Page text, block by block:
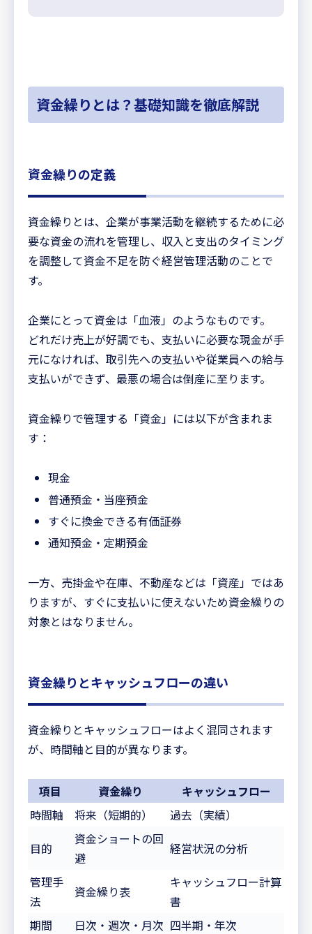
資金繰りとは？基礎知識を徹底解説
資金繰りの定義
資金繰りとは、企業が事業活動を継続するために必
要な資金の流れを管理し、収入と支出のタイミング
を調整して資金不足を防ぐ経営管理活動のことで
す。
企業にとって資金は「血液」のようなものです。
どれだけ売上が好調でも、支払いに必要な現金が手
元になければ、取引先への支払いや従業員への給与
支払いができず、最悪の場合は倒産に至ります。
資金繰りで管理する「資金」には以下が含まれま
す：
現金
普通預金・当座預金
すぐに換金できる有価証券
通知預金・定期預金
一方、売掛金や在庫、不動産などは「資産」ではあ
りますが、すぐに支払いに使えないため資金繰りの
対象とはなりません。
資金繰りとキャッシュフローの違い
資金繰りとキャッシュフローはよく混同されます
が、時間軸と目的が異なります。
項目 資金繰り
キャッシュフロー
時間軸
将来（短期的）
過去（実績）
目的
資金ショートの回
避
経営状況の分析
管理手
法
資金繰り表
キャッシュフロー計算
書
期間
日次・週次・月次 四半期・年次